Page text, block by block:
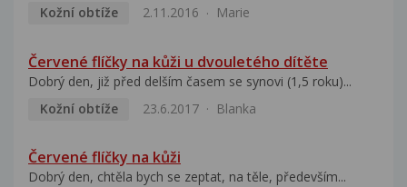
Kožní obtíže
2.11.2016 Marie
Červené flíčky na kůži u dvouletého dítěte
Dobrý den, již před delším časem se synovi (1,5 roku)...
Kožní obtíže
23.6.2017 Blanka
Červené flíčky na kůži
Dobrý den, chtěla bych se zeptat, na těle, především...